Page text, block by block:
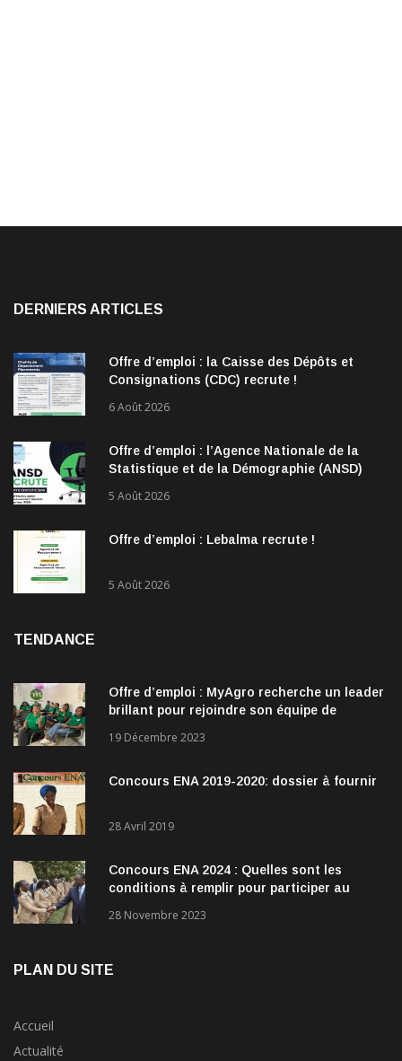
DERNIERS ARTICLES
Offre d’emploi : la Caisse des Dépôts et
Consignations (CDC) recrute !
6 Août 2026
Offre d’emploi : l’Agence Nationale de la
Statistique et de la Démographie (ANSD)
5 Août 2026
Offre d’emploi : Lebalma recrute !
5 Août 2026
TENDANCE
Offre d’emploi : MyAgro recherche un leader
brillant pour rejoindre son équipe de
19 Décembre 2023
Concours ENA 2019-2020: dossier à fournir
28 Avril 2019
Concours ENA 2024 : Quelles sont les
conditions à remplir pour participer au
28 Novembre 2023
PLAN DU SITE
Accueil
Actualité